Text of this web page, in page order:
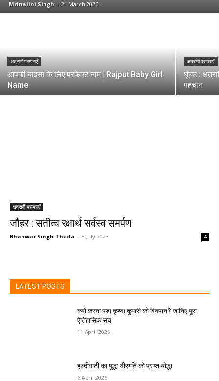
Mrinalini Singh - 21 March 2026
क्षत्राणी परम्पराएँ
आपकी बाईसा के लिए परफेक्ट नाम | Rajput Baby Girl
Name
क्षत्राणी परम्पराएँ
घूँघट :
पहचान
क्षत्राणी परम्पराएँ
जौहर : सतीत्व रक्षार्थ सर्वस्व समर्पण
Bhanwar Singh Thada - 8 July 2023 4
LATEST POSTS
क्यों करना पड़ा कृष्णा कुमारी को विषपान? जानिए पूरा
ऐतिहासिक सच
11 April 2026
हल्दीघाटी का युद्ध: वीरगति को प्राप्त योद्धा
6 April 2026